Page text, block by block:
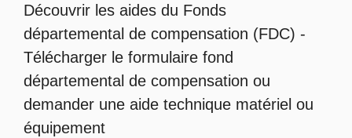
Découvrir les aides du Fonds
départemental de compensation (FDC) -
Télécharger le formulaire fond
départemental de compensation ou
demander une aide technique matériel ou
équipement